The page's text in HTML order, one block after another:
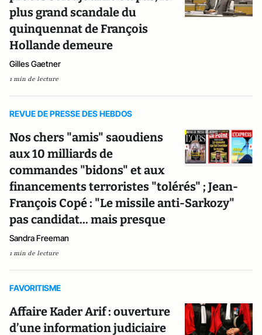
plus grand scandale du
quinquennat de François
Hollande demeure
Gilles Gaetner
1 min de lecture
REVUE DE PRESSE DES HEBDOS
Nos chers "amis" saoudiens
aux 10 milliards de
commandes "bidons" et aux
financements terroristes "tolérés" ; Jean-
François Copé : "Le missile anti-Sarkozy"
pas candidat... mais presque
Sandra Freeman
1 min de lecture
FAVORITISME
Affaire Kader Arif : ouverture
d’une information judiciaire